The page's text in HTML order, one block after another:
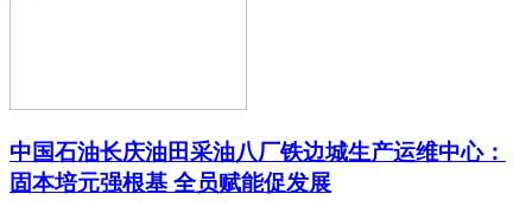
中国石油长庆油田采油八厂铁边城生产运维中心：
固本培元强根基 全员赋能促发展